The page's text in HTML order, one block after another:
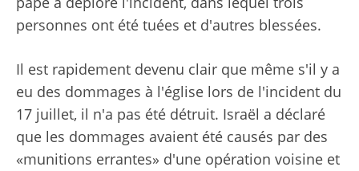
personnes ont été tuées et d'autres blessées.
Il est rapidement devenu clair que même s'il y a
eu des dommages à l'église lors de l'incident du
17 juillet, il n'a pas été détruit. Israël a déclaré
que les dommages avaient été causés par des
«munitions errantes» d'une opération voisine et